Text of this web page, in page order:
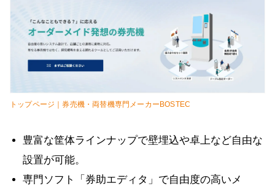
トップページ｜券売機・両替機専門メーカーBOSTEC
豊富な筐体ラインナップで壁埋込や卓上など自由な
設置が可能。
専門ソフト「券助エディタ」で自由度の高いメ